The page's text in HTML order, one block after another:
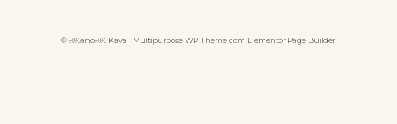
© %%ano%% Kava | Multipurpose WP Theme com Elementor Page Builder